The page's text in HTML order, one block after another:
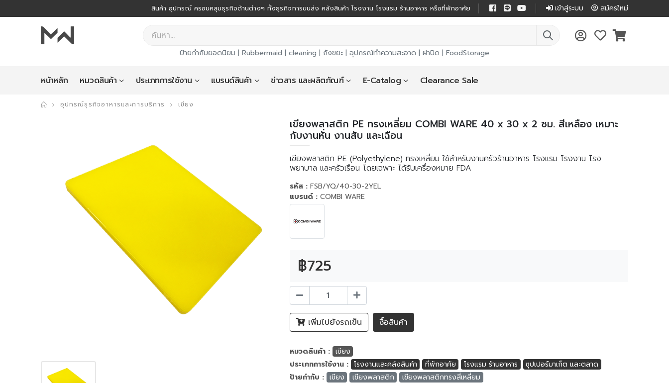
สินค้า อุปกรณ์ ครอบคลุมธุรกิจด้านต่างๆ ทั้งธุรกิจการขนส่ง คลังสินค้า โรงงาน โรงแรม ร้านอาหาร หรือที่พักอาศัย เข้าสู่ระบบ สมัครใหม่
ป้ายกำกับยอดนิยม | Rubbermaid | cleaning | ถังขยะ| อุปกรณ์ทำความสะอาด | ฝาปิด | FoodStorage
หน้าหลัก หมวดสินค้า ประเภทการใช้งาน แบรนด์สินค้า ข่าวสาร และผลิตภัณฑ์ E-Catalog Clearance Sale
อุปกรณ์ธุรกิจอาหารและการบริการ เขียง
เขียงพลาสติก PE ทรงเหลี่ยม COMBI WARE 40 x 30 x 2 ซม. สีเหลือง เหมาะ
กับงานหั่น งานสับ และเฉือน
เขียงพลาสติก PE (Polyethylene) ทรงเหลี่ยม ใช้สำหรับงานครัวร้านอาหาร โรงแรม โรงงาน โรง
พยาบาล และครัวเรือน โดยเฉพาะ ได้รับเครื่องหมาย FDA
รหัส : FSB/YQ/40-30-2YEL
แบรนด์ : COMBI WARE
฿725
เพิ่มไปยังรถเข็น ซื้อสินค้า
หมวดสินค้า : เขียง
ประเภทการใช้งาน : โรงงานและคลังสินค้า ที่พักอาศัย โรงแรม ร้านอาหาร
ซุปเปอร์มาเก็ต และตลาด
ป้ายกำกับ : เขียง เขียงพลาสติก เขียงพลาสติกทรงสี่เหลี่ยม